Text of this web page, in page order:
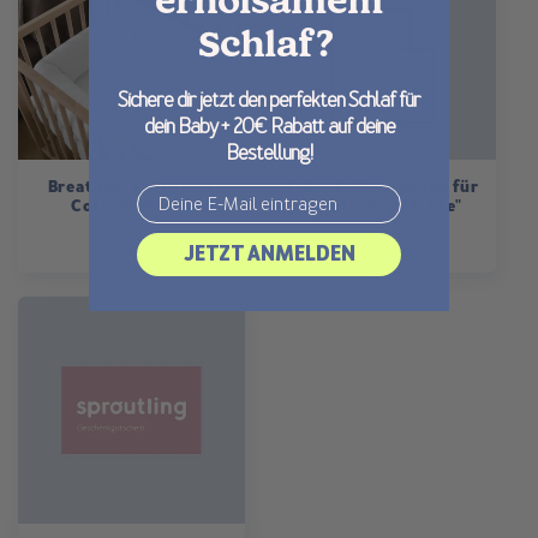
Breathable, Organic
Cotton Sheets
Regular
price
€95,00
E-Book "Dein Guide für
erholsame Nächte"
Regular
price
€19,00
Schlaf?
Sichere dir jetzt den perfekten Schlaf für
dein Baby + 20€ Rabatt auf deine
Bestellung!
Email
JETZT ANMELDEN